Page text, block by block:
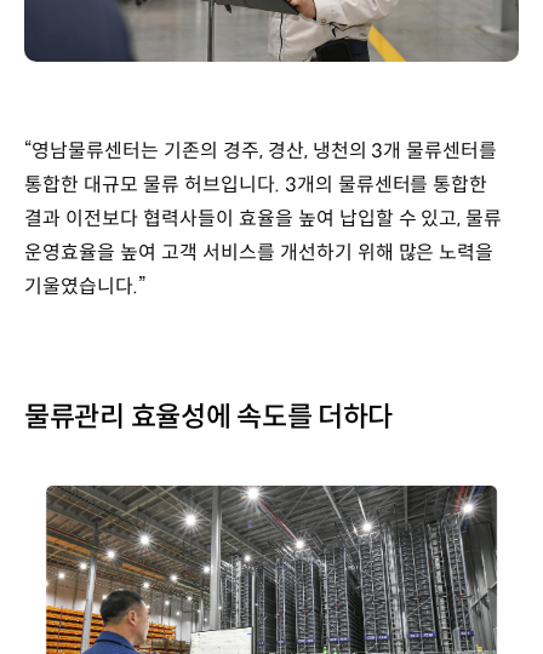
“영남물류센터는 기존의 경주, 경산, 냉천의 3개 물류센터를
통합한 대규모 물류 허브입니다. 3개의 물류센터를 통합한
결과 이전보다 협력사들이 효율을 높여 납입할 수 있고, 물류
운영효율을 높여 고객 서비스를 개선하기 위해 많은 노력을
기울였습니다.”
물류관리 효율성에 속도를 더하다